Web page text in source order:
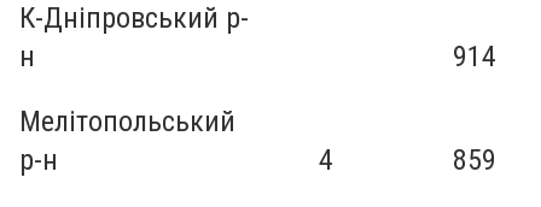
К-Дніпровський р-
н
914
Мелітопольський
р-н
4
859